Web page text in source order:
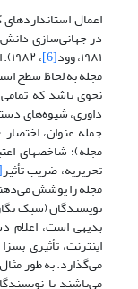
اعمال
در جهانی‌سازی
١٩٨١، وود [6] ،
مجله به لحاظ سطح
نحوی باشد که
داوری، شیوه‌های
جمله عنوان،
مجله)؛ شاخصهای
تحریریه، ضریب تأثیر
مجله را پوشش
نویسندگان (سبک
بدیهی است، اعلام
اینترنت، تأثیری
می‌گذارد. به طور
می‌باشند یا